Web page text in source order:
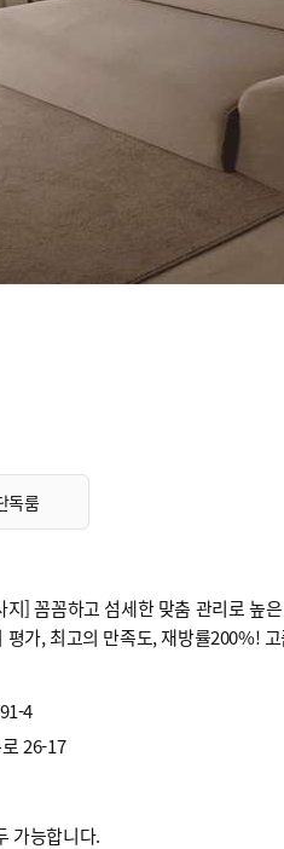
독룸
지] 꼼꼼하고 섬세한 맞춤 관리로 높
평가, 최고의 만족도, 재방률200%!
4
26-17
가능합니다.